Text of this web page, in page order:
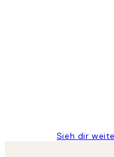
Sieh dir